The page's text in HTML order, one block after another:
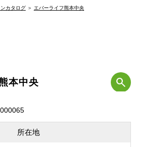
カタログ ＞ エバーライフ熊本中央
本中央
所在地